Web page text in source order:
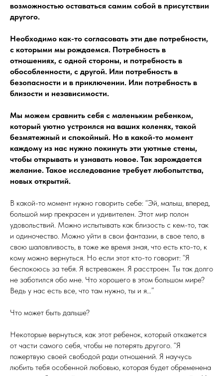
возможностью оставаться самим собой в присутствии
другого.
Необходимо как-то согласовать эти две потребности,
с которыми мы рождаемся. Потребность в
отношениях, с одной стороны, и потребность в
обособленности, с другой. Или потребность в
безопасности и в приключении. Или потребность в
близости и независимости.
Мы можем сравнить себя с маленьким ребенком,
который уютно устроился на ваших коленях, такой
безмятежный и спокойный. Но в какой-то момент
каждому из нас нужно покинуть эти уютные стены,
чтобы открывать и узнавать новое. Так зарождается
желание. Такое исследование требует любопытства,
новых открытий.
В какой-то момент нужно говорить себе: “Эй, малыш, вперед,
большой мир прекрасен и удивителен. Этот мир полон
удовольствий. Можно испытывать как близость с кем-то, так
и одиночество. Можно уйти в свои фантазии, в свое тело, в
свою шаловливость, в тоже же время зная, что есть кто-то, к
кому можно вернуться. Но если этот кто-то говорит: “Я
беспокоюсь за тебя. Я встревожен. Я расстроен. Ты так долго
не заботился обо мне. Что хорошего в этом большом мире?
Ведь у нас есть все, что там нужно, ты и я…”
Что может быть дальше?
Некоторые вернуться, как этот ребенок, который откажется
от части самого себя, чтобы не потерять другого. “Я
пожертвую своей свободой ради отношений. Я научусь
любить тебя особенной любовью, которая будет обременена